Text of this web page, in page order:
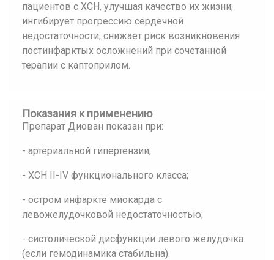
пациентов с ХСН, улучшая качество их жизни;
ингибирует прогрессию сердечной
недостаточности, снижает риск возникновения
постинфарктых осложнений при сочетанной
терапии с каптоприлом.
Показания к применению
Препарат Диован показан при:
- артериальной гипертензии;
- ХСН II-IV функционального класса;
- остром инфаркте миокарда с
левожелудочковой недостаточностью;
- систолической дисфункции левого желудочка
(если гемодинамика стабильна).